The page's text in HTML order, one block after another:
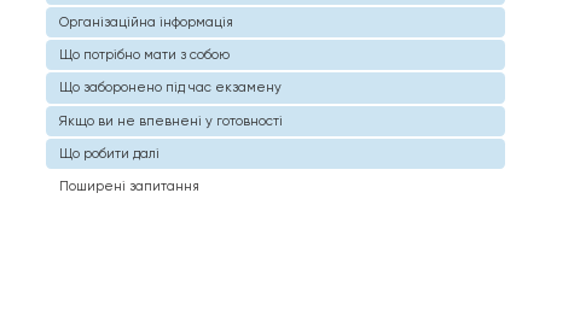
Організаційна інформація
Що потрібно мати з собою
Що заборонено під час екзамену
Якщо ви не впевнені у готовності
Що робити далі
Поширені запитання